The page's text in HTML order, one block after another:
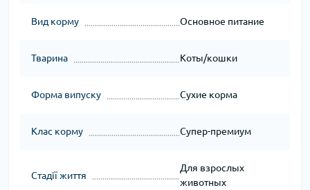
Вид корму Основное питание
Тварина Коты/кошки
Форма випуску Сухие корма
Клас корму Супер-премиум
Стадії життя
Для взрослых
животных